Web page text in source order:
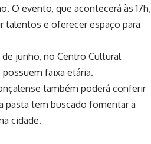
O evento, que acontecerá às 17h,
talentos e oferecer espaço para
junho, no Centro Cultural
possuem faixa etária.
também poderá conferir
pasta tem buscado fomentar a
cidade.